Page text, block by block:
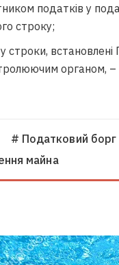
податків у
строку;
строки,
органом,
# Податковий борг
майна